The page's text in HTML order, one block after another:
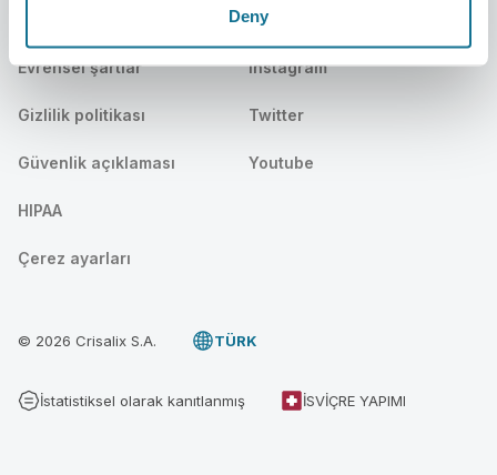
Deny
Evrensel şartlar
Gizlilik politikası
Güvenlik açıklaması
HIPAA
Çerez ayarları
Instagram
Twitter
Youtube
© 2026 Crisalix S.A. TÜRK
İstatistiksel olarak kanıtlanmış İSVIÇRE YAPIMI